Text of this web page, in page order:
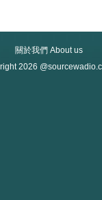
關於我們 About us
2026